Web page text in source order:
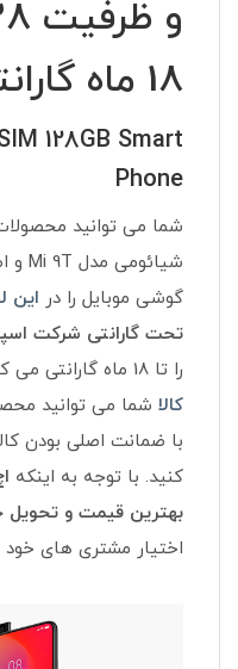
18 ماه گارانتی
128GB Smart
Phone
شما می توانید
شیائومی مدل Mi 9T
و
گوشی موبایل را در این
تحت گارانتی شرکت
را تا 18 ماه گارانتی می کند. در
کالا شما می توانید
با ضمانت اصلی بودن
کنید. با توجه به اینکه
بهترین قیمت و تحویل حداکثر 5
اختیار مشتری های خود